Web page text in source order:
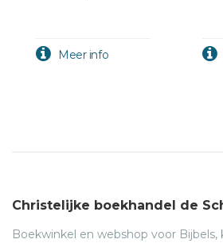
Christelijke boekhandel de
Boekwinkel en webshop voor Bijbels,